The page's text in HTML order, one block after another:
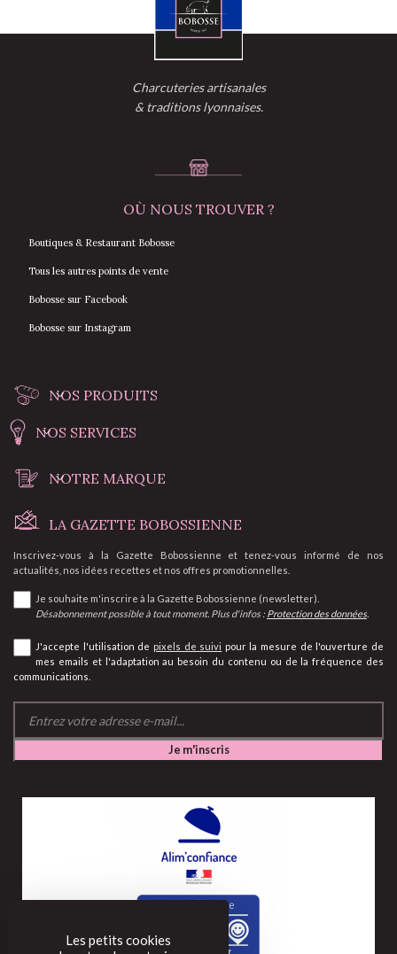
Charcuteries artisanales
& traditions lyonnaises.
OÙ NOUS TROUVER ?
Boutiques & Restaurant Bobosse
Tous les autres points de vente
Bobosse sur Facebook
Bobosse sur Instagram
NOS PRODUITS
NOS SERVICES
NOTRE MARQUE
LA GAZETTE BOBOSSIENNE
Inscrivez-vous à la Gazette Bobossienne et tenez-vous informé de nos
actualités, nos idées recettes et nos offres promotionnelles.
Je souhaite m'inscrire à la Gazette Bobossienne (newsletter).
Désabonnement possible à tout moment. Plus d'infos : Protection des données.
J'accepte l'utilisation de pixels de suivi pour la mesure de l'ouverture de
mes emails et l'adaptation au besoin du contenu ou de la fréquence des
communications.
Les petits cookies